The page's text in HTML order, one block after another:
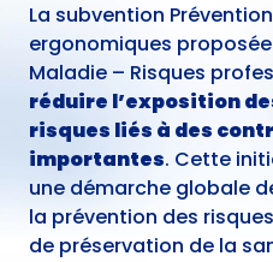
La subvention
ergonomiques
Maladie – Risques
réduire l’exposition
risques liés à des
importantes. Cette
une démarche globale
la prévention des
de préservation de la